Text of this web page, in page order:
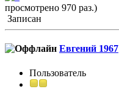
просмотрено 970 раз.)
Записан
Евгений 1967
Пользователь